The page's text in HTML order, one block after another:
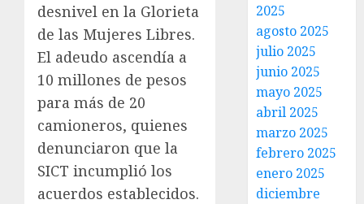
desnivel en la Glorieta
de las Mujeres Libres.
El adeudo ascendía a
10 millones de pesos
para más de 20
camioneros, quienes
denunciaron que la
SICT incumplió los
acuerdos establecidos.
2025
agosto 2025
julio 2025
junio 2025
mayo 2025
abril 2025
marzo 2025
febrero 2025
enero 2025
diciembre